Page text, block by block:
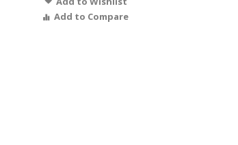
Add to Compare